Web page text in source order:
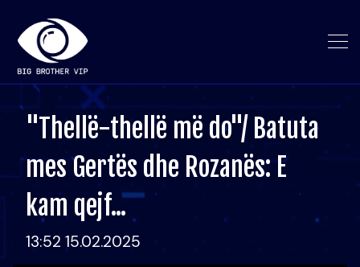
"Thellë-thellë më do"/ Batuta
mes Gertës dhe Rozanës: E
kam qejf...
13:52 15.02.2025